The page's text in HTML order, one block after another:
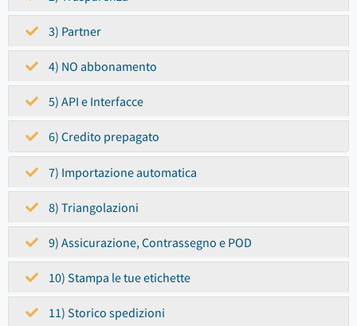
3) Partner
4) NO abbonamento
5) API e Interfacce
6) Credito prepagato
7) Importazione automatica
8) Triangolazioni
9) Assicurazione, Contrassegno e POD
10) Stampa le tue etichette
11) Storico spedizioni